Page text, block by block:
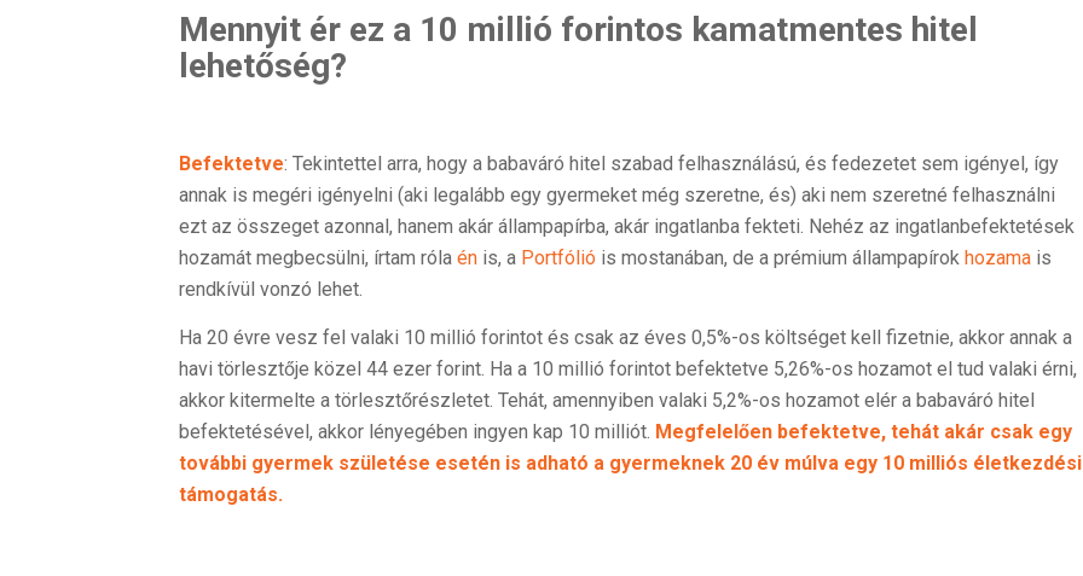
Mennyit ér ez a 10 millió forintos kamatmentes hitel
lehetőség?
Befektetve: Tekintettel arra, hogy a babaváró hitel szabad felhasználású, és fedezetet sem igényel, így
annak is megéri igényelni (aki legalább egy gyermeket még szeretne, és) aki nem szeretné felhasználni
ezt az összeget azonnal, hanem akár állampapírba, akár ingatlanba fekteti. Nehéz az ingatlanbefektetések
hozamát megbecsülni, írtam rólaén is, a Portfólió is mostanában, de a prémium állampapírokhozama is
rendkívül vonzó lehet.
Ha 20 évre vesz fel valaki 10 millió forintot és csak az éves 0,5%-os költséget kell fizetnie, akkor annak a
havi törlesztője közel 44 ezer forint. Ha a 10 millió forintot befektetve 5,26%-os hozamot el tud valaki érni,
akkor kitermelte a törlesztőrészletet. Tehát, amennyiben valaki 5,2%-os hozamot elér a babaváró hitel
befektetésével, akkor lényegében ingyen kap 10 milliót. Megfelelően befektetve, tehát akár csak egy
további gyermek születése esetén is adható a gyermeknek 20 év múlva egy 10 milliós életkezdési
támogatás.